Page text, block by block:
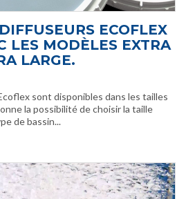
ECOFLEX
LES MODÈLES EXTRA
LARGE.
sont disponibles dans les tailles
la possibilité de choisir la taille
de bassin...